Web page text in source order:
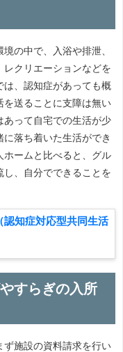
の中で、入浴や排泄、
クリエーションなどを
は、認知症があっても概
を送ることに支障は無い
あって自宅での生活が少
落ち着いた生活ができ
ホームと比べると、グル
し、自分でできることを
認知症対応型共同生活
すらぎの入所
ず施設の資料請求を行い